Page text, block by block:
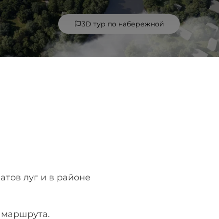
3D тур по набережной
луг и в районе
маршрута.